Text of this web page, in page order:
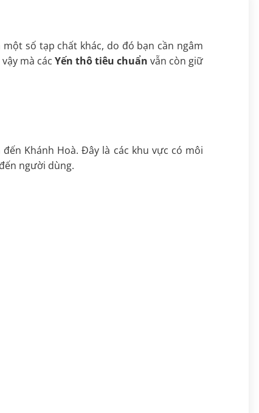
số tạp chất khác, do đó bạn cần ngâm
mà các Yến thô tiêu chuẩn vẫn còn giữ
Khánh Hoà. Đây là các khu vực có môi
người dùng.